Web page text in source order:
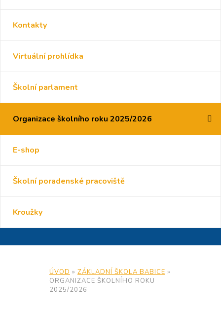
Kontakty
Virtuální prohlídka
Školní parlament
Organizace školního roku 2025/2026
E-shop
Školní poradenské pracoviště
Kroužky
ÚVOD » ZÁKLADNÍ ŠKOLA BABICE »
ORGANIZACE ŠKOLNÍHO ROKU
2025/2026